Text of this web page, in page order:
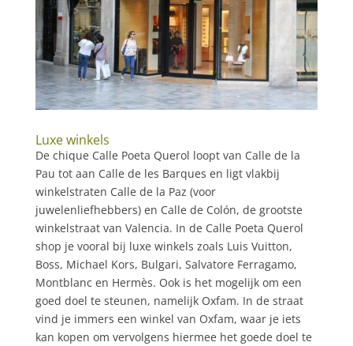
Luxe winkels
De chique Calle Poeta Querol loopt van Calle de la
Pau tot aan Calle de les Barques en ligt vlakbij
winkelstraten Calle de la Paz (voor
juwelenliefhebbers) en Calle de Colón, de grootste
winkelstraat van Valencia. In de Calle Poeta Querol
shop je vooral bij luxe winkels zoals Luis Vuitton,
Boss, Michael Kors, Bulgari, Salvatore Ferragamo,
Montblanc en Hermès. Ook is het mogelijk om een
goed doel te steunen, namelijk Oxfam. In de straat
vind je immers een winkel van Oxfam, waar je iets
kan kopen om vervolgens hiermee het goede doel te